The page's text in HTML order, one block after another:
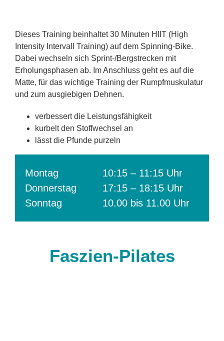
Dieses Training beinhaltet 30 Minuten HIIT (High
Intensity Intervall Training) auf dem Spinning-Bike.
Dabei wechseln sich Sprint-/Bergstrecken mit
Erholungsphasen ab. Im Anschluss geht es auf die
Matte, für das wichtige Training der Rumpfmuskulatur
und zum ausgiebigen Dehnen.
verbessert die Leistungsfähigkeit
kurbelt den Stoffwechsel an
lässt die Pfunde purzeln
Montag
Donnerstag
Sonntag
10:15 – 11:15 Uhr
17:15 – 18:15 Uhr
10.00 bis 11.00 Uhr
Faszien-Pilates